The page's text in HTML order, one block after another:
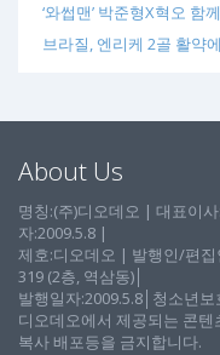
‘와썹맨’ 박준형X혁오 함
브라질, 엔리케 2골 활약
About Us
명칭:(주)디오데오 | 대표이
자:2009.5.8 |
제호:디오데오 | 발행인/편
319 (2층, 역삼동)│
발행일자:2009.5.8│청소년
디오데오에서 제공되는 콘
복사 배포등을 금지합니다.